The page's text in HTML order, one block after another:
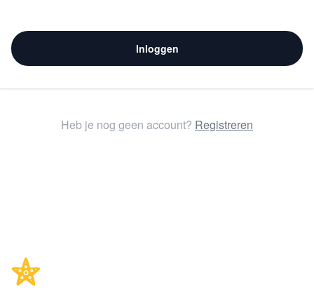
Inloggen
Heb je nog geen account? Registreren